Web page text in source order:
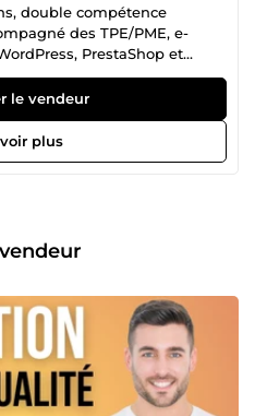
double compétence
des TPE/PME, e-
PrestaShop et
Google en des résultats
Je travaille depuis 17 ans
en agence. Je peux
de services en
de l'audit SEO
des PME, start-ups aux
concurrentiels. J'ai
surtout, leur croissance des
vous pouvez être assuré
qui positionnera votre
🤝 Prêt à collaborer ?
votre visibilité en ligne au
vous aider. Contactez-moi
le vendeur
plus